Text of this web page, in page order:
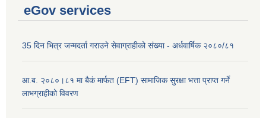
eGov services
35 दिन भित्र जन्मदर्ता गराउने सेवाग्राहीको संख्या - अर्धवार्षिक २०८०/८१
आ.ब. २०८०।८१ मा बैकं मार्फत (EFT) सामाजिक सुरक्षा भत्ता प्राप्त गर्ने
लाभग्राहीको विवरण